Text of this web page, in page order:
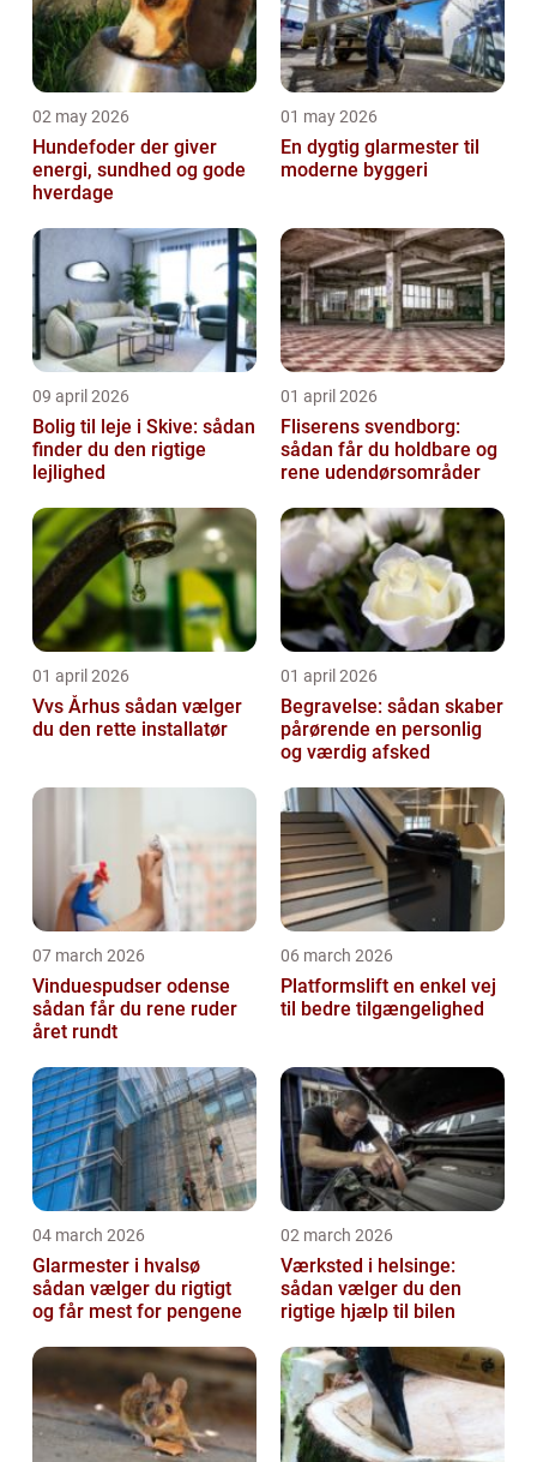
02 may 2026
Hundefoder der giver
energi, sundhed og gode
hverdage
01 may 2026
En dygtig glarmester til
moderne byggeri
09 april 2026
Bolig til leje i Skive: sådan
finder du den rigtige
lejlighed
01 april 2026
Fliserens svendborg:
sådan får du holdbare og
rene udendørsområder
01 april 2026
Vvs Århus sådan vælger
du den rette installatør
01 april 2026
Begravelse: sådan skaber
pårørende en personlig
og værdig afsked
07 march 2026
Vinduespudser odense
sådan får du rene ruder
året rundt
06 march 2026
Platformslift en enkel vej
til bedre tilgængelighed
04 march 2026
Glarmester i hvalsø
sådan vælger du rigtigt
og får mest for pengene
02 march 2026
Værksted i helsinge:
sådan vælger du den
rigtige hjælp til bilen